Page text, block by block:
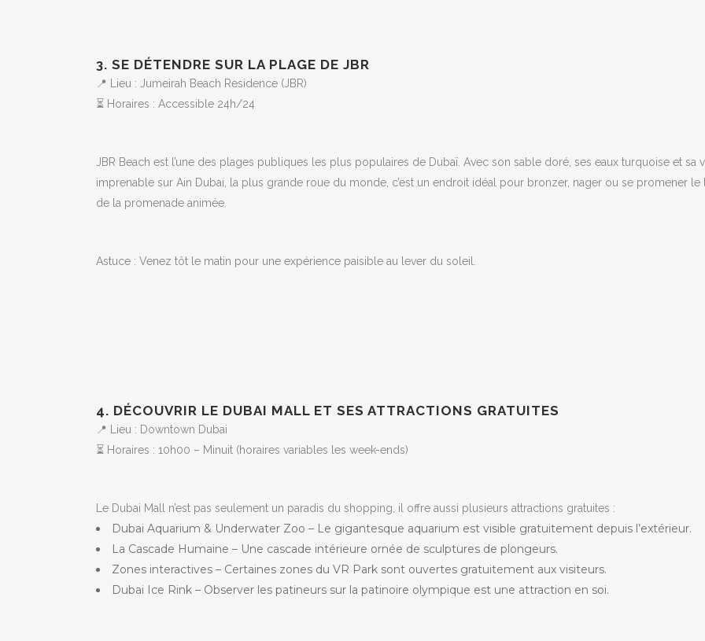
3. SE DÉTENDRE SUR LA PLAGE DE JBR
📍 Lieu : Jumeirah Beach Residence (JBR)
⏳ Horaires : Accessible 24h/24
JBR Beach est l’une des plages publiques les plus populaires de Dubaï. Avec son sable doré, ses eaux turquoise et sa
imprenable sur Ain Dubai, la plus grande roue du monde, c’est un endroit idéal pour bronzer, nager ou se promener le
de la promenade animée.
Astuce : Venez tôt le matin pour une expérience paisible au lever du soleil.
4. DÉCOUVRIR LE DUBAI MALL ET SES ATTRACTIONS GRATUITES
📍 Lieu : Downtown Dubai
⏳ Horaires : 10h00 – Minuit (horaires variables les week-ends)
Le Dubai Mall n’est pas seulement un paradis du shopping, il offre aussi plusieurs attractions gratuites :
Dubai Aquarium & Underwater Zoo – Le gigantesque aquarium est visible gratuitement depuis l’extérieur.
La Cascade Humaine – Une cascade intérieure ornée de sculptures de plongeurs.
Zones interactives – Certaines zones du VR Park sont ouvertes gratuitement aux visiteurs.
Dubai Ice Rink – Observer les patineurs sur la patinoire olympique est une attraction en soi.